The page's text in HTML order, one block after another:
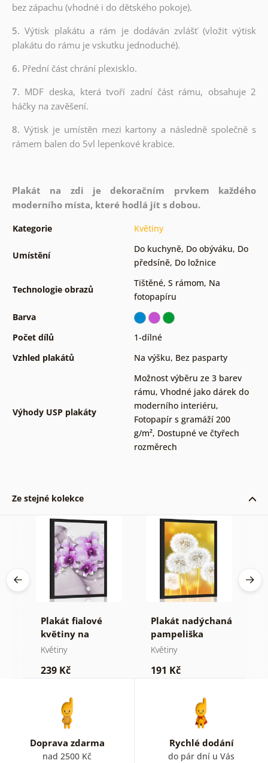
bez zápachu (vhodné i do dětského pokoje).
5.Výtisk plakátu a rám je dodáván zvlášť (vložit výtisk
plakátu do rámu je vskutku jednoduché).
6. Přední část chrání plexisklo.
7. MDF deska, která tvoří zadní část rámu, obsahuje 2
háčky na zavěšení.
8. Výtisk je umístěn mezi kartony a následně společně s
rámem balen do 5vl lepenkové krabice.
Plakát na zdi je dekoračním prvkem každého
moderního místa, které hodlá jít s dobou.
Kategorie Květiny
Umístění
Do kuchyně, Do obýváku, Do
předsíně, Do ložnice
Technologie obrazů
Tištěné, S rámom, Na
fotopapíru
Barva
Počet dílů
1-dílné
Vzhled plakátů
Na výšku, Bez pasparty
Výhody USP plakáty
Možnost výběru ze 3 barev
rámu, Vhodné jako dárek do
moderního interiéru,
Fotopapír s gramáží 200
g/m², Dostupné ve čtyřech
rozměrech
Ze stejné kolekce
Plakát fialové
květiny na
abstraktním
Květiny
239 Kč
Plakát nadýchaná
pampeliška
Květiny
191 Kč
Doprava zdarma
nad 2500 Kč
Rychlé dodání
do pár dní u Vás